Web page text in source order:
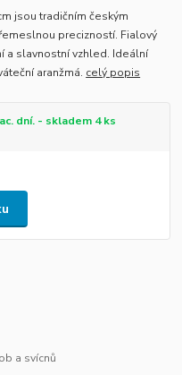
jsou tradičním českým
precizností. Fialový
a slavnostní vzhled. Ideální
aranžmá. celý popis
dní. - skladem 4 ks
a svícnů